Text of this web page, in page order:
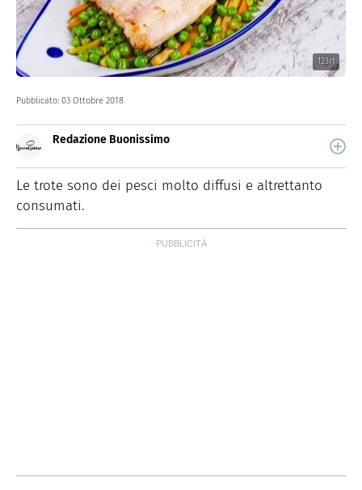
123rf
Pubblicato: 03 Ottobre 2018
Redazione Buonissimo
quale trovi idee veloci, facili e spiegate passo passo.
Le trote sono dei pesci molto diffusi e altrettanto
consumati.